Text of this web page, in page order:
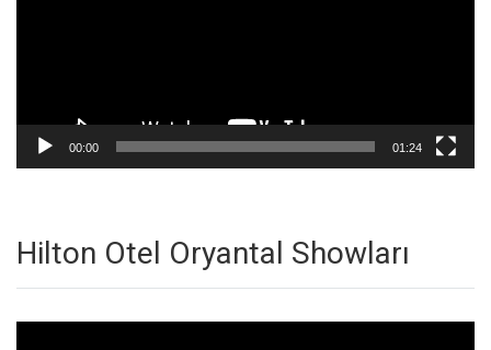
00:00 01:24
Hilton Otel Oryantal Showları